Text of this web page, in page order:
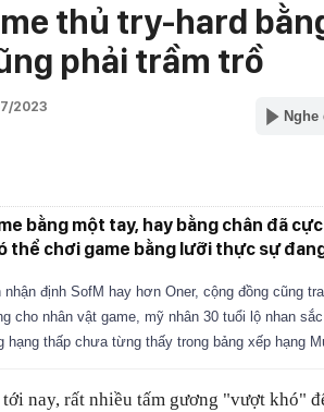
thủ try-hard
phải trầm trồ
2023
Nghe
bằng một tay, hay bằng chân đã
thể chơi game bằng lưỡi thực sự
nhận định SofM hay hơn Oner, cộng đồng cũng
cho nhân vật game, mỹ nhân 30 tuổi lộ nhan
hạng thấp chưa từng thấy trong bảng xếp hạng
nay, rất nhiều tấm gương "vượt khó"